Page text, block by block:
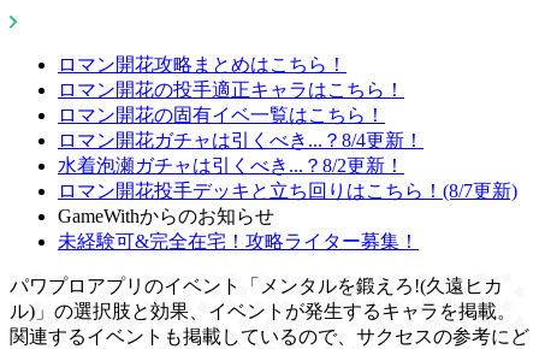
ロマン開花攻略まとめはこちら！
ロマン開花の投手適正キャラはこちら！
ロマン開花の固有イベ一覧はこちら！
ロマン開花ガチャは引くべき...？8/4更新！
水着泡瀬ガチャは引くべき...？8/2更新！
ロマン開花投手デッキと立ち回りはこちら！(8/7更新)
GameWithからのお知らせ
未経験可&完全在宅！攻略ライター募集！
パワプロアプリのイベント「メンタルを鍛えろ!(久遠ヒカ
ル)」の選択肢と効果、イベントが発生するキャラを掲載。
関連するイベントも掲載しているので、サクセスの参考にど